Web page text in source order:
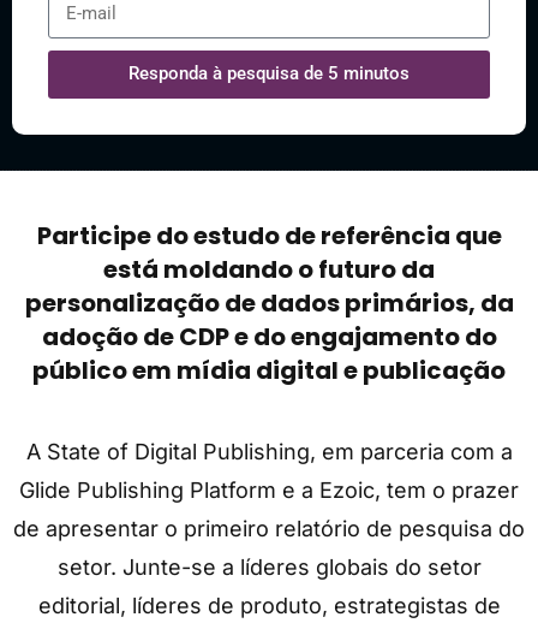
Responda à pesquisa de 5 minutos
Participe do estudo de referência que
está moldando o futuro da
personalização de dados primários, da
adoção de CDP e do engajamento do
público em mídia digital e publicação
A State of Digital Publishing, em parceria com a
Glide Publishing Platform e a Ezoic, tem o prazer
de apresentar o primeiro relatório de pesquisa do
setor. Junte-se a líderes globais do setor
editorial, líderes de produto, estrategistas de